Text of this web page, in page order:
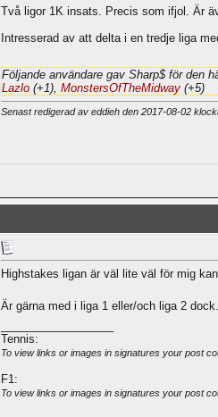
Två ligor 1K insats. Precis som ifjol. Är
Intresserad av att delta i en tredje liga
Följande användare gav Sharp$ för den
Lazlo (+1), MonstersOfTheMidway (+5)
Senast redigerad av eddieh den 2017-08-02
Highstakes ligan är väl lite väl för mig
Är gärna med i liga 1 eller/och liga 2
Tennis:
To view links or images in signatures your post
F1:
To view links or images in signatures your post